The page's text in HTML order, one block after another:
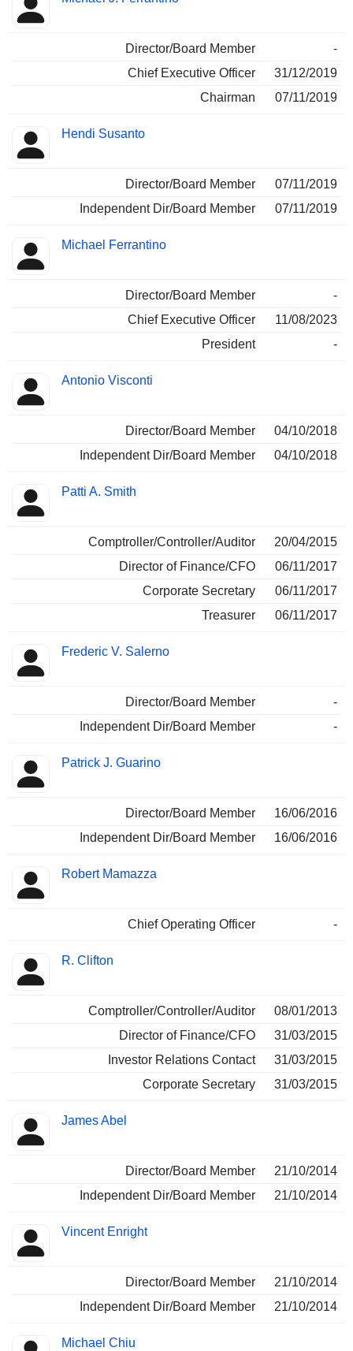
Director/Board Member
-
Chief Executive Officer
31/12/2019
Chairman
07/11/2019
Hendi Susanto
Director/Board Member
07/11/2019
Independent Dir/Board Member
07/11/2019
Michael Ferrantino
Director/Board Member
-
Chief Executive Officer
11/08/2023
President
-
Antonio Visconti
Director/Board Member
04/10/2018
Independent Dir/Board Member
04/10/2018
Patti A. Smith
Comptroller/Controller/Auditor
20/04/2015
Director of Finance/CFO
06/11/2017
Corporate Secretary
06/11/2017
Treasurer
06/11/2017
Frederic V. Salerno
Director/Board Member
-
Independent Dir/Board Member
-
Patrick J. Guarino
Director/Board Member
16/06/2016
Independent Dir/Board Member
16/06/2016
Robert Mamazza
Chief Operating Officer -
R. Clifton
Comptroller/Controller/Auditor
08/01/2013
Director of Finance/CFO
31/03/2015
Investor Relations Contact
31/03/2015
Corporate Secretary
31/03/2015
James Abel
Director/Board Member
21/10/2014
Independent Dir/Board Member
21/10/2014
Vincent Enright
Director/Board Member
21/10/2014
Independent Dir/Board Member
21/10/2014
Michael Chiu